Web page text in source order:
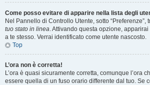
Come posso evitare di apparire nella lista degli
Nel Pannello di Controllo Utente, sotto “Preferenze”,
tuo stato in linea. Attivando questa opzione,
a te stesso. Verrai identificato come utente nascosto.
Top
L’ora non è corretta!
L’ora è quasi sicuramente corretta, comunque l’ora
essere quella di un fuso orario differente dal tuo. Se